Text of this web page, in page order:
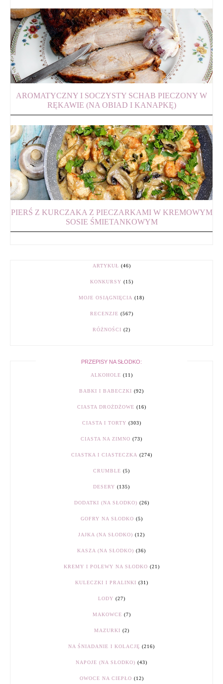
AROMATYCZNY I SOCZYSTY SCHAB PIECZONY W
RĘKAWIE (NA OBIAD I KANAPKĘ)
PIERŚ Z KURCZAKA Z PIECZARKAMI W KREMOWYM
SOSIE ŚMIETANKOWYM
ARTYKUŁ (46)
KONKURSY (15)
MOJE OSIĄGNIĘCIA (18)
RECENZJE (567)
RÓŻNOŚCI (2)
PRZEPISY NA SŁODKO:
ALKOHOLE (11)
BABKI I BABECZKI (92)
CIASTA DROŻDŻOWE (16)
CIASTA I TORTY (303)
CIASTA NA ZIMNO (73)
CIASTKA I CIASTECZKA (274)
CRUMBLE (5)
DESERY (135)
DODATKI (NA SŁODKO) (26)
GOFRY NA SŁODKO (5)
JAJKA (NA SŁODKO) (12)
KASZA (NA SŁODKO) (36)
KREMY I POLEWY NA SŁODKO (21)
KULECZKI I PRALINKI (31)
LODY (27)
MAKOWCE (7)
MAZURKI (2)
NA ŚNIADANIE I KOLACJĘ (216)
NAPOJE (NA SŁODKO) (43)
OWOCE NA CIEPŁO (12)